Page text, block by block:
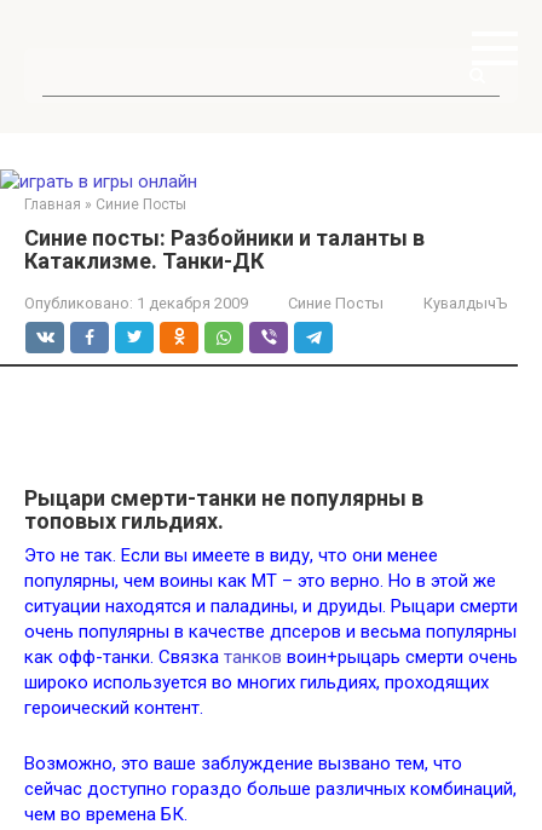
Главная » Синие Посты
Синие посты: Разбойники и таланты в
Катаклизме. Танки-ДК
Опубликовано: 1 декабря 2009 Синие Посты КувалдычЪ
Рыцари смерти-танки не популярны в
топовых гильдиях.
Это не так. Если вы имеете в виду, что они менее
популярны, чем воины как МТ – это верно. Но в этой же
ситуации находятся и паладины, и друиды. Рыцари смерти
очень популярны в качестве дпсеров и весьма популярны
как офф-танки. Связка танков воин+рыцарь смерти очень
широко используется во многих гильдиях, проходящих
героический контент.
Возможно, это ваше заблуждение вызвано тем, что
сейчас доступно гораздо больше различных комбинаций,
чем во времена БК.